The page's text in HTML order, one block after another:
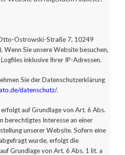
Ostrowski-Straße 7, 10249
Wenn Sie unsere Website besuchen,
inklusive Ihrer IP-Adressen.
Sie der Datenschutzerklärung
datenschutz/.
auf Grundlage von Art. 6 Abs.
berechtigtes Interesse an einer
unserer Website. Sofern eine
wurde, erfolgt die
Grundlage von Art. 6 Abs. 1 lit. a